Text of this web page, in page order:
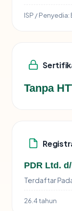
ISP / Penyedia:
Tanpa
PDR Ltd.
Terdaftar
26.4 tahun